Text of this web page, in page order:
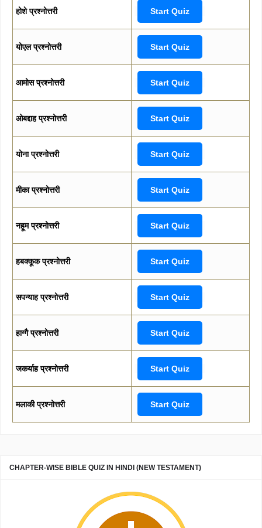
होशे प्रश्नोत्तरी Start Quiz
योएल प्रश्नोत्तरी Start Quiz
आमोस प्रश्नोत्तरी Start Quiz
ओबद्दाह प्रश्नोत्तरी Start Quiz
योना प्रश्नोत्तरी Start Quiz
मीका प्रश्नोत्तरी Start Quiz
नहूम प्रश्नोत्तरी Start Quiz
हबक्कूक प्रश्नोत्तरी Start Quiz
सपन्याह प्रश्नोत्तरी Start Quiz
हाग्गै प्रश्नोत्तरी Start Quiz
जकर्याह प्रश्नोत्तरी Start Quiz
मलाकी प्रश्नोत्तरी Start Quiz
CHAPTER-WISE BIBLE QUIZ IN HINDI (NEW TESTAMENT)